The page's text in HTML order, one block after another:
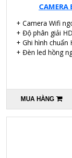
+ Camera Wifi
+ Độ phân giải
+ Ghi hình chuẩn
+ Đèn led hồng
MUA HÀNG